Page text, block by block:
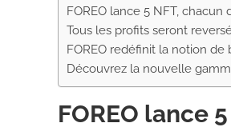
FOREO lance 5 NFT, chacun
Tous les profits seront
FOREO redéfinit la notion de
Découvrez la nouvelle
FOREO lance